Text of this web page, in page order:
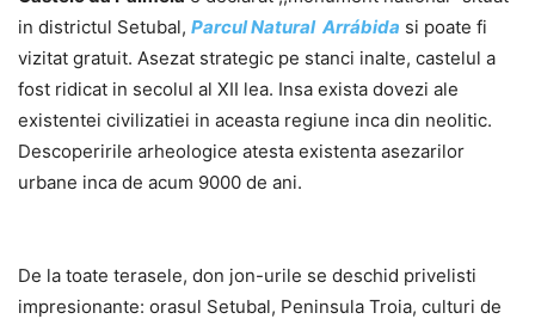
in districtul Setubal, Parcul Natural Arrábida si poate fi
vizitat gratuit. Asezat strategic pe stanci inalte, castelul a
fost ridicat in secolul al XII lea. Insa exista dovezi ale
existentei civilizatiei in aceasta regiune inca din neolitic.
Descoperirile arheologice atesta existenta asezarilor
urbane inca de acum 9000 de ani.
De la toate terasele, don jon-urile se deschid privelisti
impresionante: orasul Setubal, Peninsula Troia, culturi de